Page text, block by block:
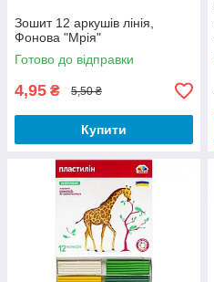
Зошит 12 аркушів лінія,
Фонова "Мрiя"
Готово до відправки
4,95 ₴ 5,50 ₴
Купити